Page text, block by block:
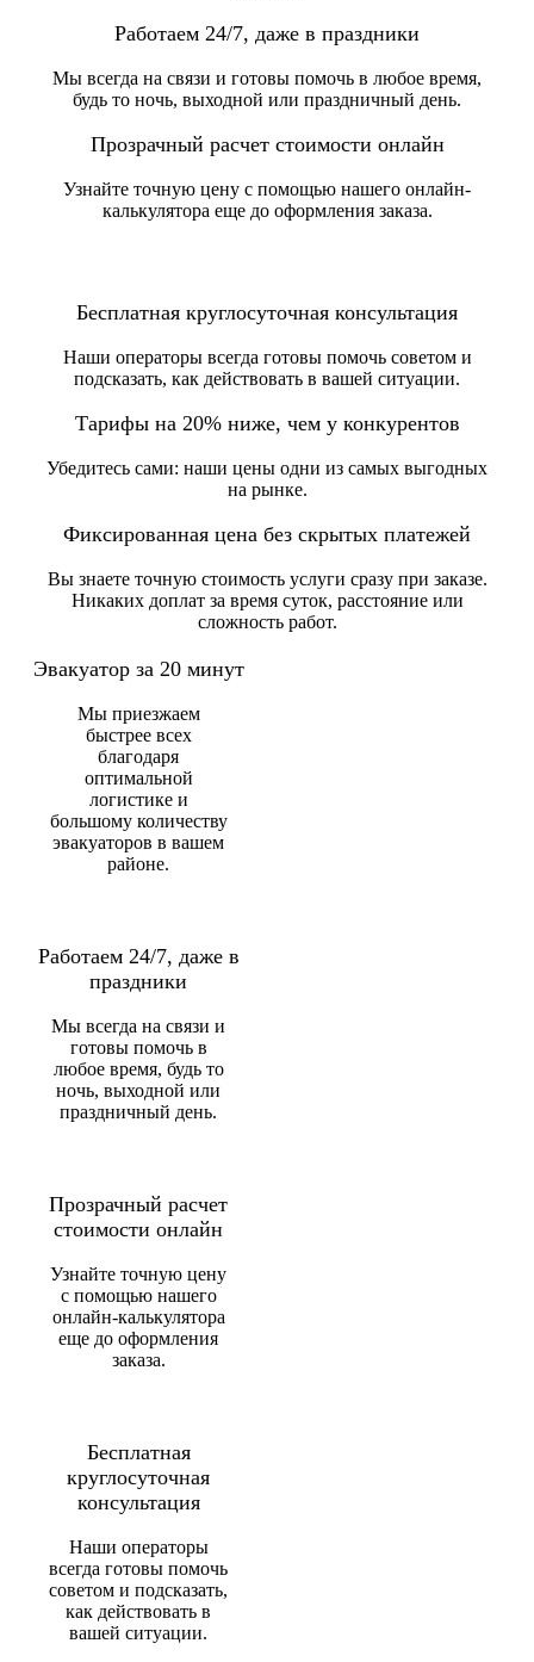
Работаем 24/7, даже в праздники
Мы всегда на связи и готовы помочь в любое время,
будь то ночь, выходной или праздничный день.
Прозрачный расчет стоимости онлайн
Узнайте точную цену с помощью нашего онлайн-
калькулятора еще до оформления заказа.
Бесплатная круглосуточная консультация
Наши операторы всегда готовы помочь советом и
подсказать, как действовать в вашей ситуации.
Тарифы на 20% ниже, чем у конкурентов
Убедитесь сами: наши цены одни из самых выгодных
на рынке.
Фиксированная цена без скрытых платежей
Вы знаете точную стоимость услуги сразу при заказе.
Никаких доплат за время суток, расстояние или
сложность работ.
Эвакуатор за 20 минут
Мы приезжаем
быстрее всех
благодаря
оптимальной
логистике и
большому количеству
эвакуаторов в вашем
районе.
Работаем 24/7, даже в
праздники
Мы всегда на связи и
готовы помочь в
любое время, будь то
ночь, выходной или
праздничный день.
Прозрачный расчет
стоимости онлайн
Узнайте точную цену
с помощью нашего
онлайн-калькулятора
еще до оформления
заказа.
Бесплатная
круглосуточная
консультация
Наши операторы
всегда готовы помочь
советом и подсказать,
как действовать в
вашей ситуации.